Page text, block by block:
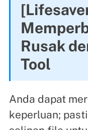
Rusak
Tool
Anda dapat
keperluan;